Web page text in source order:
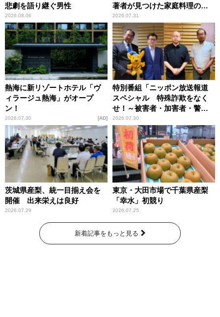
悲劇を語り継ぐ男性
2026.08.06
著者が見つけた家庭料理の知
恵
2026.07.31
熱海に新リゾートホテル「ヴ
ィラージュ熱海」がオープ
ン！
2026.07.30 AD
特別番組「ニッポン放送報道
スペシャル 特殊詐欺をなく
せ！～被害者・加害者・警視
庁が語るトクリュウの実態
～」放送
2026.07.30
茨城県産梨、統一目揃え会を
開催 出来栄えは良好
2026.07.29
東京・大田市場で千葉県産梨
「幸水」初競り
2026.07.25
新着記事をもっと見る